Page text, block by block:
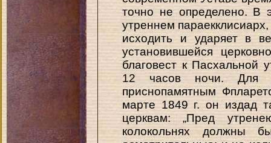
точно не определено. В
утреннем
исходить и ударяет в
установившейся
благовест к Пасхальной
12 часов ночи. Для
приснопамятным
марте 1849 г. он издад
церквам: „Пред
колокольнях должны